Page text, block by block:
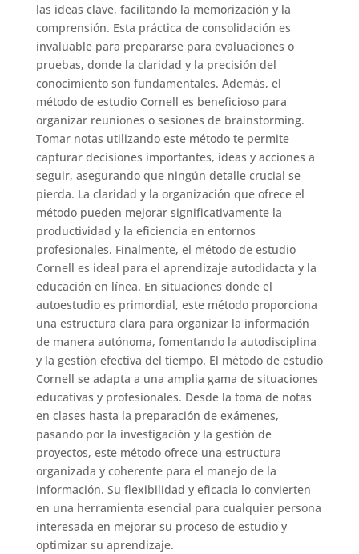
las ideas clave, facilitando la memorización y la
comprensión. Esta práctica de consolidación es
invaluable para prepararse para evaluaciones o
pruebas, donde la claridad y la precisión del
conocimiento son fundamentales. Además, el
método de estudio Cornell es beneficioso para
organizar reuniones o sesiones de brainstorming.
Tomar notas utilizando este método te permite
capturar decisiones importantes, ideas y acciones a
seguir, asegurando que ningún detalle crucial se
pierda. La claridad y la organización que ofrece el
método pueden mejorar significativamente la
productividad y la eficiencia en entornos
profesionales. Finalmente, el método de estudio
Cornell es ideal para el aprendizaje autodidacta y la
educación en línea. En situaciones donde el
autoestudio es primordial, este método proporciona
una estructura clara para organizar la información
de manera autónoma, fomentando la autodisciplina
y la gestión efectiva del tiempo. El método de estudio
Cornell se adapta a una amplia gama de situaciones
educativas y profesionales. Desde la toma de notas
en clases hasta la preparación de exámenes,
pasando por la investigación y la gestión de
proyectos, este método ofrece una estructura
organizada y coherente para el manejo de la
información. Su flexibilidad y eficacia lo convierten
en una herramienta esencial para cualquier persona
interesada en mejorar su proceso de estudio y
optimizar su aprendizaje.